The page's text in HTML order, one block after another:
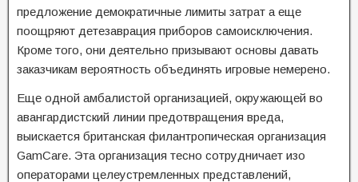
предложение демократичные лимиты затрат а еще
поощряют детезаврация приборов самоисключения.
Кроме того, они деятельно призывают основы давать
заказчикам вероятность объединять игровые немерено.
Еще одной амбалистой организацией, окружающей во
авангардистский линии предотвращения вреда,
выискается британская филантропическая организация
GamCare. Эта организация тесно сотрудничает изо
операторами целеустремленных представлений,